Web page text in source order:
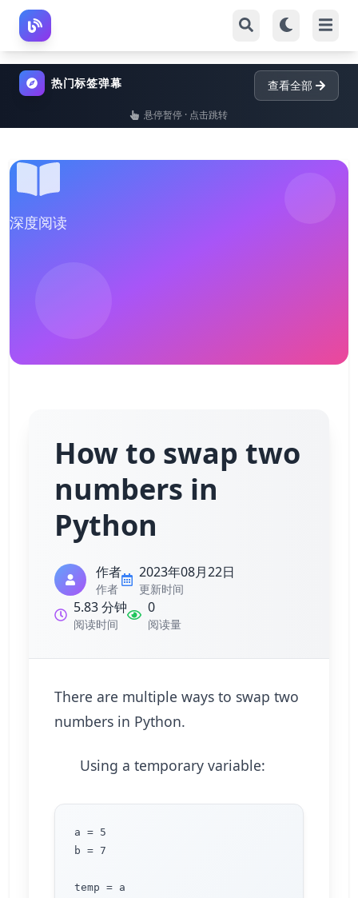
热门标签弹幕 查看全部
悬停暂停 · 点击跳转
深度阅读
How to swap two
numbers in
Python
作者
作者
2023年08月22日
更新时间
5.83 分钟
阅读时间
0
阅读量
There are multiple ways to swap two
numbers in Python.
Using a temporary variable:
a = 5
b = 7
temp = a